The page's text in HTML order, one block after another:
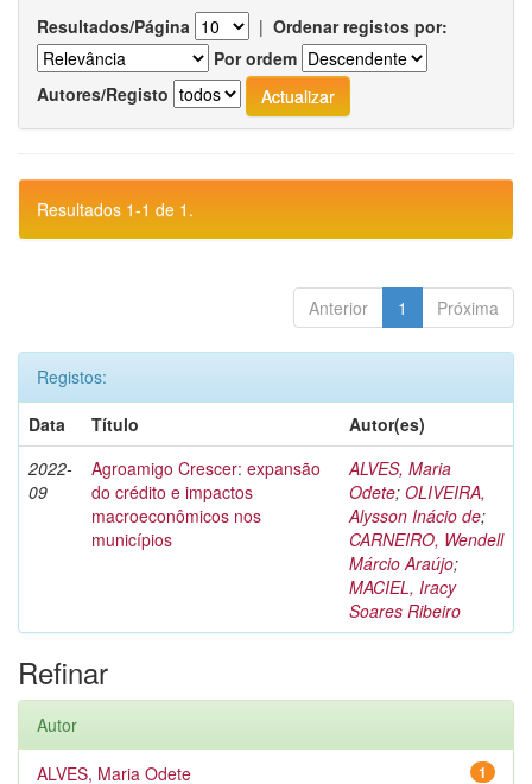
Resultados/Página | Ordenar registos por:
Por ordem
Autores/Registo
Resultados 1-1 de 1.
Anterior 1 Próxima
Registos:
Data
Título
Autor(es)
2022-
09
Agroamigo Crescer: expansão
do crédito e impactos
macroeconômicos nos
municípios
ALVES, Maria
Odete; OLIVEIRA,
Alysson Inácio de;
CARNEIRO, Wendell
Márcio Araújo;
MACIEL, Iracy
Soares Ribeiro
Refinar
Autor
1
ALVES, Maria Odete